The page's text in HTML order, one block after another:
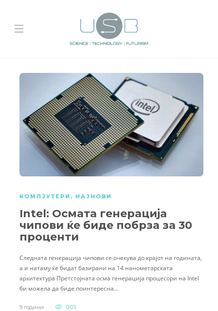
КОМПЈУТЕРИ , НАЈНОВИ
Intel: Осмата генерација
чипови ќе биде побрза за 30
проценти
Следната генерација чипови се очекува до крајот на годината,
а и натаму ќе бидат базирани на 14 нанометарската
архитектура Претстојната осма генерација процесори на Intel
би можела да биде поинтересна…
9 години 1203